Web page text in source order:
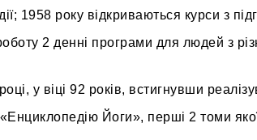
1958 року відкриваються курси з
2 денні програми для людей з
у віці 92 років, встигнувши
Йоги», перші 2 томи